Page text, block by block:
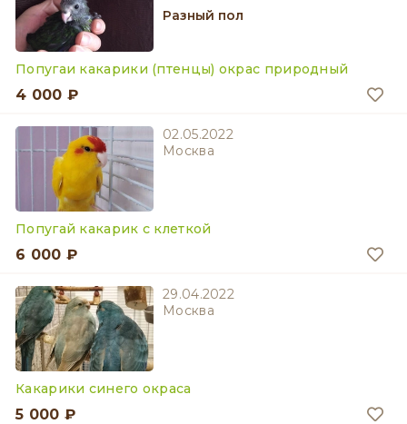
разный пол
Попугаи какарики (птенцы) окрас природный
4 000 ₽
02.05.2022
Москва
Попугай какарик с клеткой
6 000 ₽
29.04.2022
Москва
Какарики синего окраса
5 000 ₽